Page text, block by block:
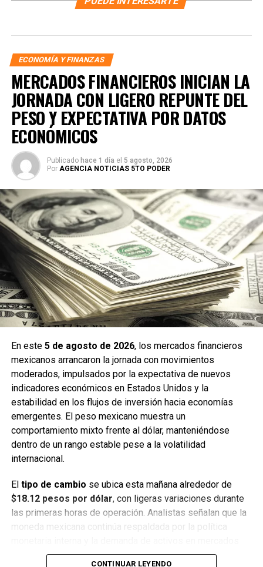
ECONOMÍA Y FINANZAS
MERCADOS FINANCIEROS INICIAN LA
JORNADA CON LIGERO REPUNTE DEL
PESO Y EXPECTATIVA POR DATOS
ECONÓMICOS
Publicado hace 1 día el 5 agosto, 2026
Por AGENCIA NOTICIAS 5TO PODER
En este 5 de agosto de 2026, los mercados financieros
mexicanos arrancaron la jornada con movimientos
moderados, impulsados por la expectativa de nuevos
indicadores económicos en Estados Unidos y la
estabilidad en los flujos de inversión hacia economías
emergentes. El peso mexicano muestra un
comportamiento mixto frente al dólar, manteniéndose
dentro de un rango estable pese a la volatilidad
internacional.
El tipo de cambio se ubica esta mañana alrededor de
$18.12 pesos por dólar, con ligeras variaciones durante
las primeras horas de operación. Analistas señalan que la
moneda mexicana continúa respaldada por la política
emergentes, aunque persisten riesgos asociados a la
CONTINUAR LEYENDO